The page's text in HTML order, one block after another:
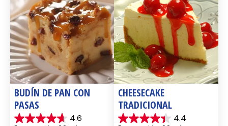
BUDÍN DE PAN CON
PASAS
4.6
4.6
CHEESECAKE
TRADICIONAL
4.4
4.4